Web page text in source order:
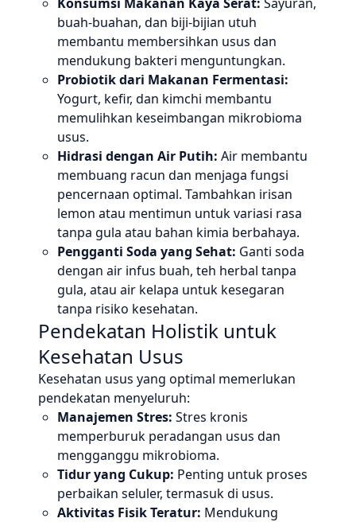
buah-buahan, dan biji-bijian utuh
membantu membersihkan usus dan
mendukung bakteri menguntungkan.
Probiotik dari Makanan Fermentasi:
Yogurt, kefir, dan kimchi membantu
memulihkan keseimbangan mikrobioma
usus.
Hidrasi dengan Air Putih: Air membantu
membuang racun dan menjaga fungsi
pencernaan optimal. Tambahkan irisan
lemon atau mentimun untuk variasi rasa
tanpa gula atau bahan kimia berbahaya.
Pengganti Soda yang Sehat: Ganti soda
dengan air infus buah, teh herbal tanpa
gula, atau air kelapa untuk kesegaran
tanpa risiko kesehatan.
Pendekatan Holistik untuk
Kesehatan Usus
Kesehatan usus yang optimal memerlukan
pendekatan menyeluruh:
Manajemen Stres: Stres kronis
memperburuk peradangan usus dan
mengganggu mikrobioma.
Tidur yang Cukup: Penting untuk proses
perbaikan seluler, termasuk di usus.
Aktivitas Fisik Teratur: Mendukung